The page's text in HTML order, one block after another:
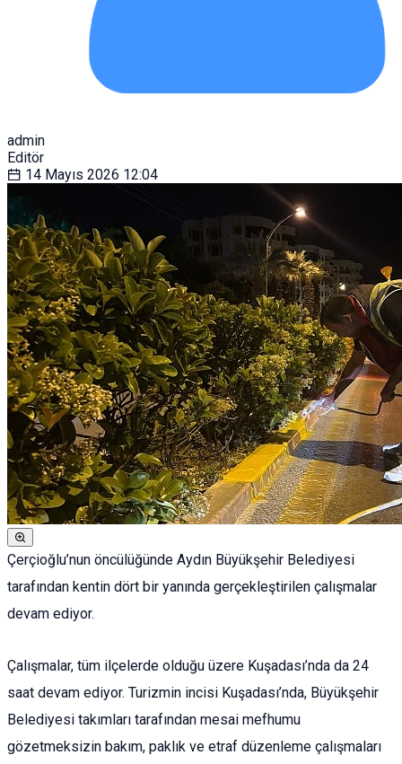
admin
Editör
14 Mayıs 2026 12:04
Çerçioğlu’nun öncülüğünde Aydın Büyükşehir Belediyesi
tarafından kentin dört bir yanında gerçekleştirilen çalışmalar
devam ediyor.
Çalışmalar, tüm ilçelerde olduğu üzere Kuşadası’nda da 24
saat devam ediyor. Turizmin incisi Kuşadası’nda, Büyükşehir
Belediyesi takımları tarafından mesai mefhumu
gözetmeksizin bakım, paklık ve etraf düzenleme çalışmaları